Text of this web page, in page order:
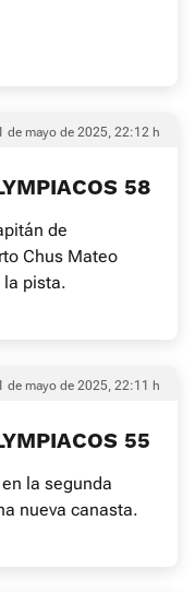
de mayo de 2025, 22:12 h
58
de
Chus Mateo
la pista.
de mayo de 2025, 22:11 h
55
la segunda
nueva canasta.